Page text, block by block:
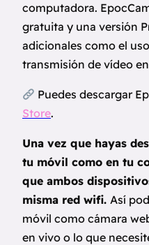
computadora.
gratuita y una versión
adicionales como el
transmisión de vídeo
Puedes descargar
Store.
Una vez que hayas
tu móvil como en tu
que ambos
misma red wifi. Así
móvil como cámara
en vivo o lo que